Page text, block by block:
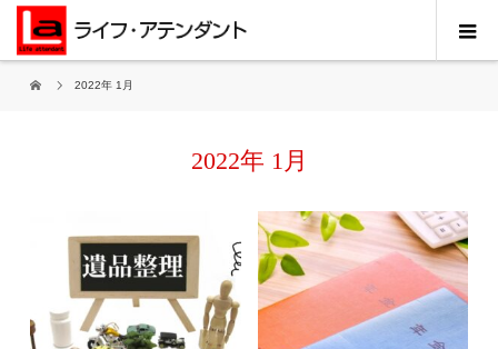
2022年 1月
2022年 1月